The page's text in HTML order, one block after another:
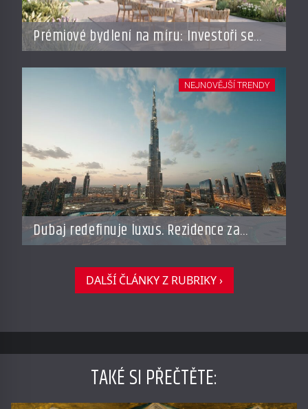
Prémiové bydlení na míru: Investoři se
vracejí do Česka, roste zájem o top
adresy i byty a domy za stovky milionů
Dubaj redefinuje luxus. Rezidence za
miliardy dnes připomínají soukromé
resorty budoucnosti
NEJNOVĚJŠÍ TRENDY
DALŠÍ ČLÁNKY Z RUBRIKY ›
TAKÉ SI PŘEČTĚTE: